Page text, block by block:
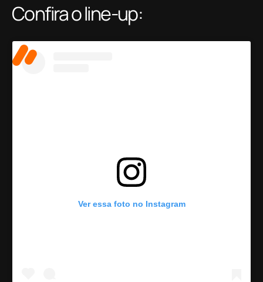
Confira o line-up:
Ver essa foto no Instagram